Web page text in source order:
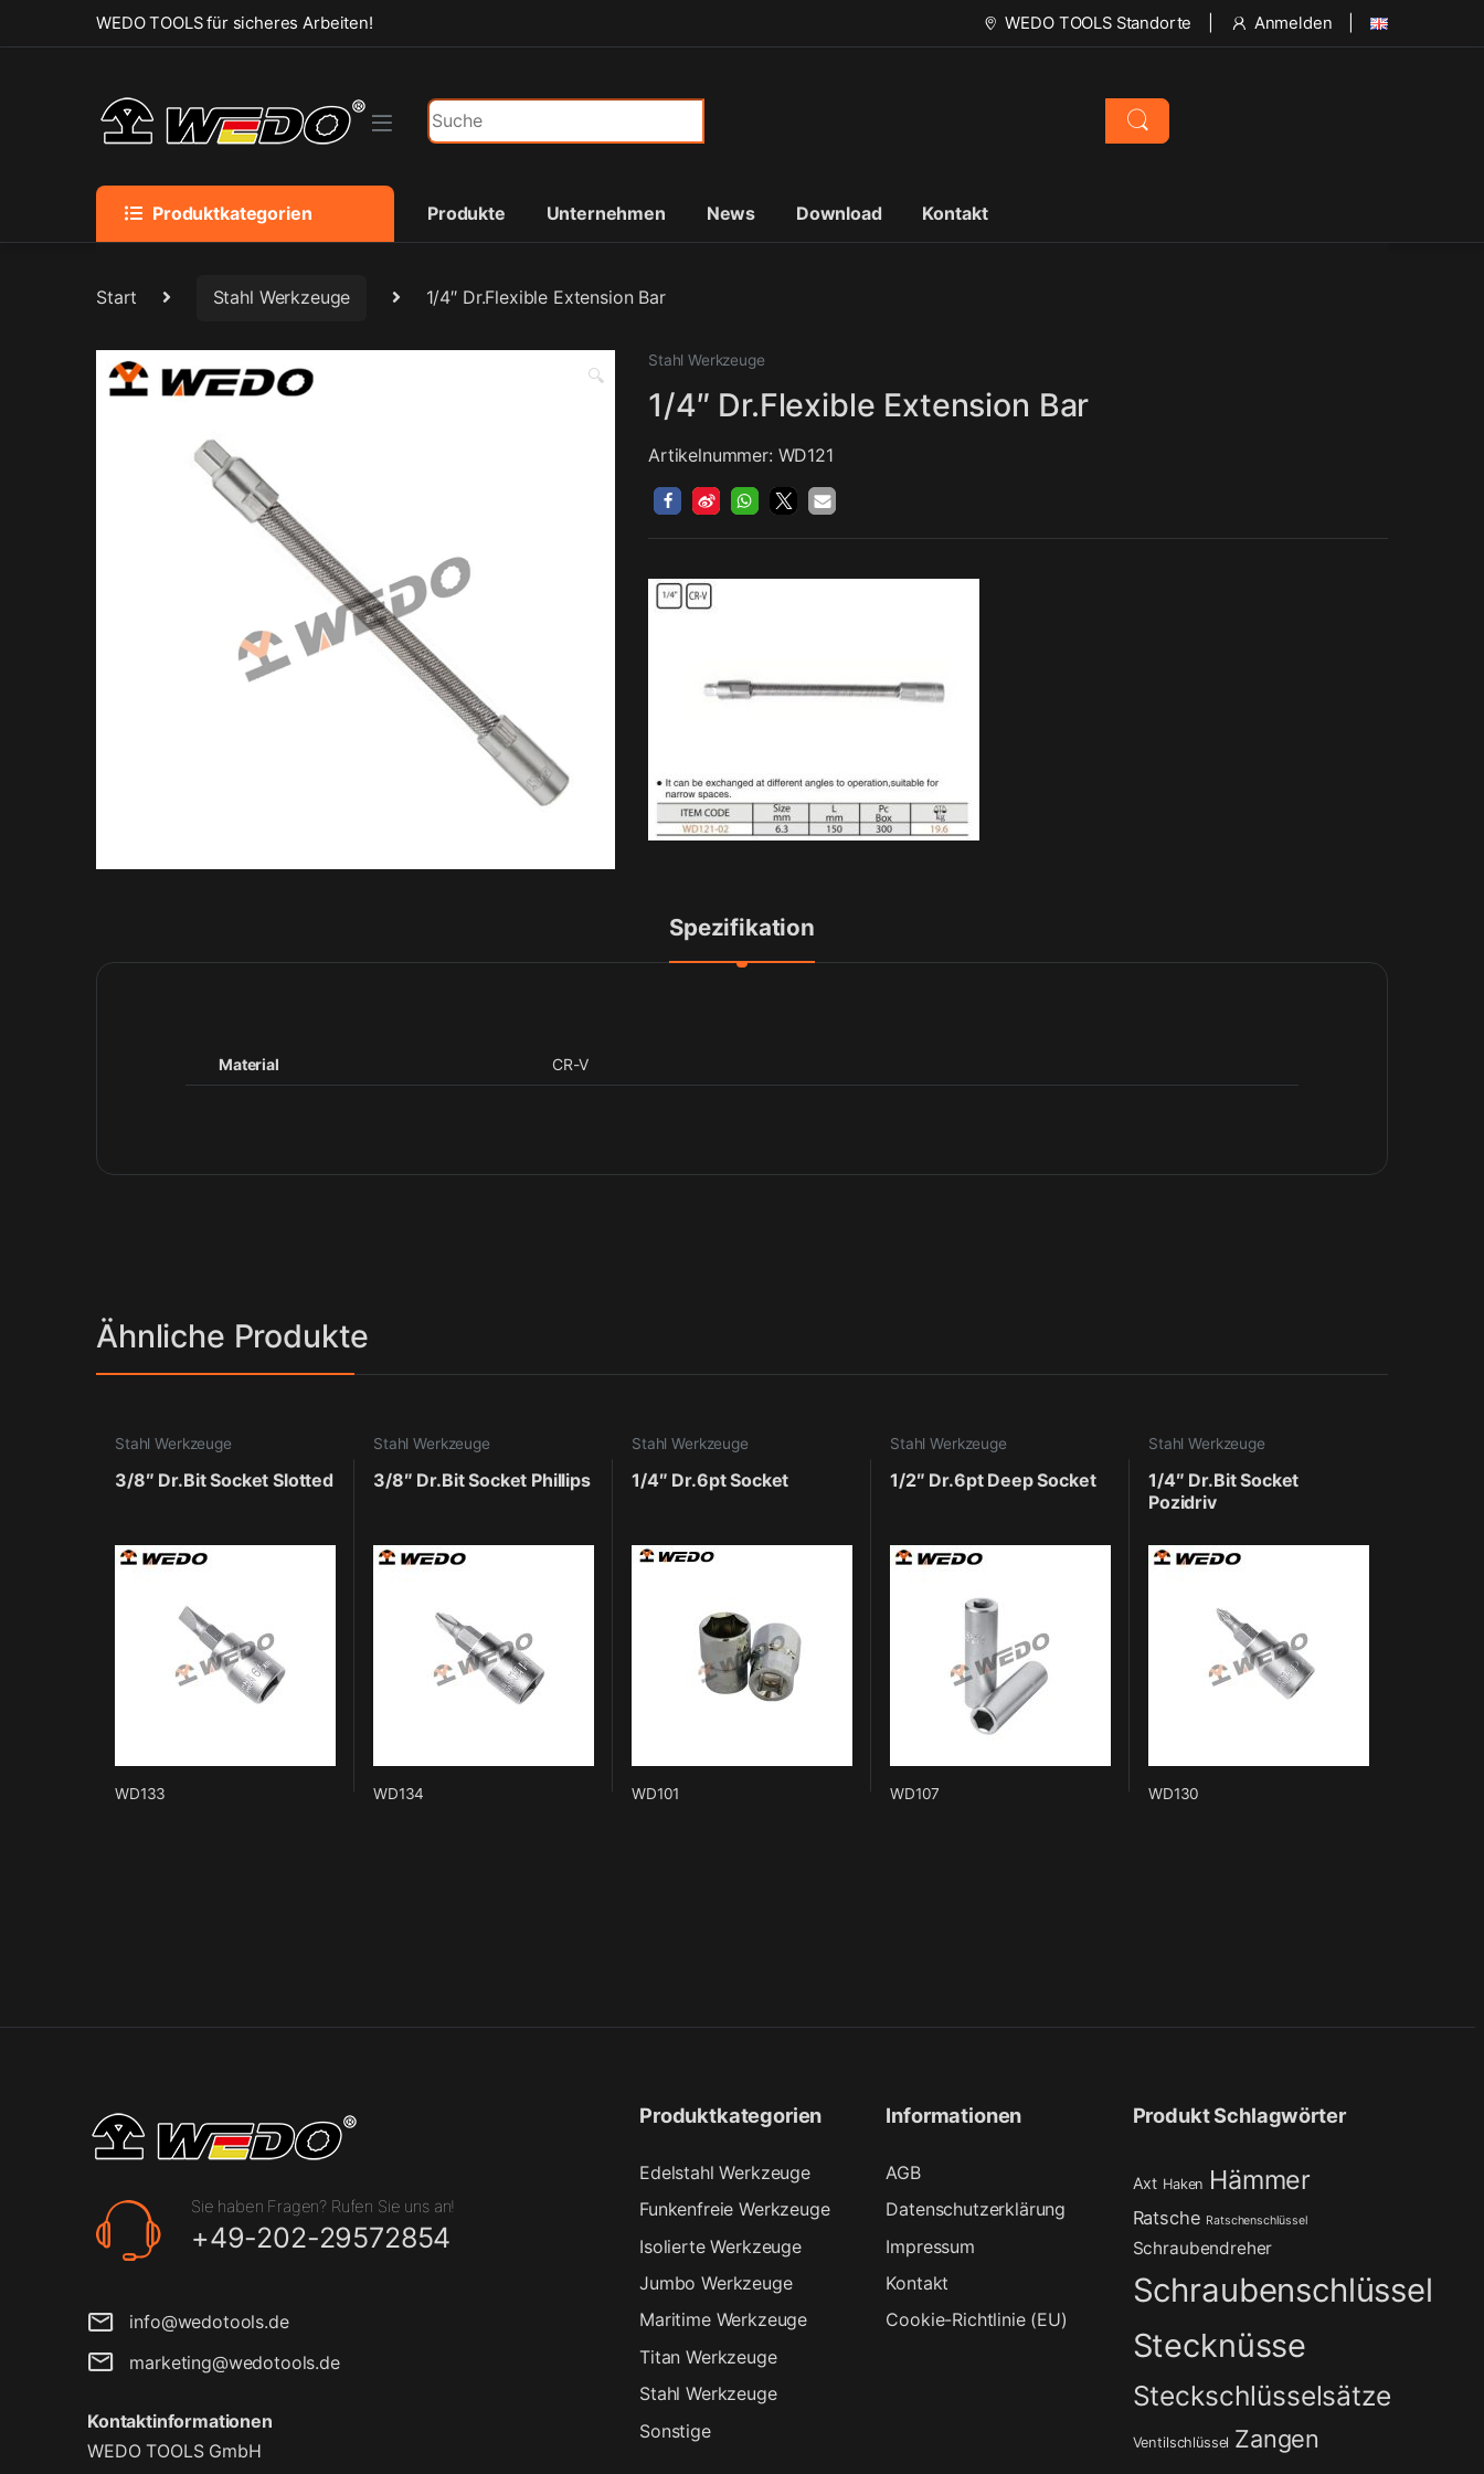
Skip to navigation
Skip to contentWEDO TOOLS für sicheres Arbeiten! WEDO TOOLS Standorte Anmelden
Search for:
Produktkategorien Produkte Unternehmen News Download Kontakt
Start Stahl Werkzeuge 1/4″ Dr.Flexible Extension Bar
🔍
Stahl Werkzeuge
1/4″ Dr.Flexible Extension Bar
Artikelnummer: WD121
Spezifikation
Material CR-V
Ähnliche Produkte
Stahl Werkzeuge
3/8″ Dr.Bit Socket Slotted
WD133
Stahl Werkzeuge
3/8″ Dr.Bit Socket Phillips
WD134
Stahl Werkzeuge
1/4″ Dr.6pt Socket
WD101
Stahl Werkzeuge
1/2″ Dr.6pt Deep Socket
WD107
Stahl Werkzeuge
1/4″ Dr.Bit Socket
Pozidriv
WD130
Sie haben Fragen? Rufen Sie uns an!
+49-202-29572854
info@wedotools.de
marketing@wedotools.de
Kontaktinformationen
WEDO TOOLS GmbH
Produktkategorien
Edelstahl Werkzeuge
Funkenfreie Werkzeuge
Isolierte Werkzeuge
Jumbo Werkzeuge
Maritime Werkzeuge
Titan Werkzeuge
Stahl Werkzeuge
Sonstige
Informationen
AGB
Datenschutzerklärung
Impressum
Kontakt
Cookie-Richtlinie (EU)
Produkt Schlagwörter
Axt Haken Hämmer
Ratsche Ratschenschlüssel
Schraubendreher
Schraubenschlüssel
Stecknüsse
Steckschlüsselsätze
Ventilschlüssel Zangen